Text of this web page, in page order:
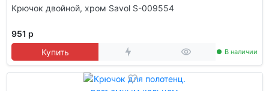
Крючок двойной, хром Savol S-009554
951 р
Купить
В наличии